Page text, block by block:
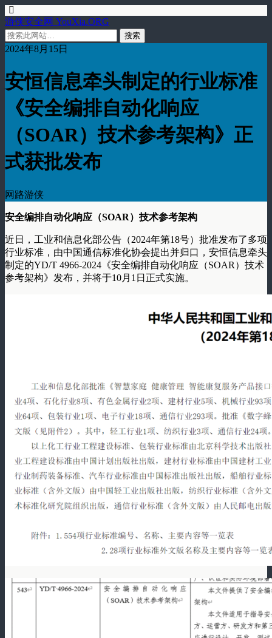
游侠安全网 YouXia.ORG
2024年8月15日
安恒信息牵头制定的行业标准
《安全编排自动化响应
（SOAR）技术参考架构》正
式获批发布
网路游侠
安全编排自动化响应（SOAR）技术参考架构
近日，工业和信息化部公告（2024年第18号）批准发布了多项
行业标准，由中国通信标准化协会提出并归口，安恒信息牵头
制定的YD/T 4966-2024《安全编排自动化响应（SOAR）技术
参考架构》发布，并将于10月1日正式实施。